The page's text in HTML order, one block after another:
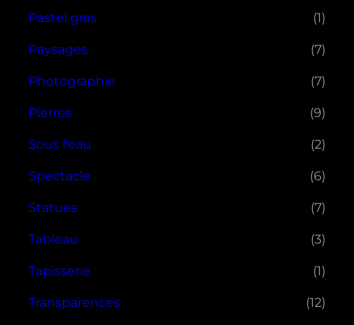
Pastel gras (1)
Paysages (7)
Photographie (7)
Pierres (9)
Sous l'eau (2)
Spectacle (6)
Statues (7)
Tableau (3)
Tapisserie (1)
Transparences (12)